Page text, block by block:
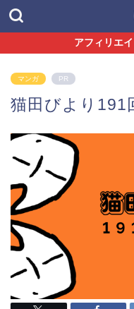
アフィリエ
マンガ PR
猫田びより191